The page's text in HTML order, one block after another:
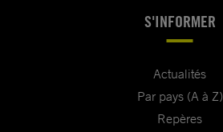
S'INFORMER
Actualités
Par pays (A à Z)
Repères